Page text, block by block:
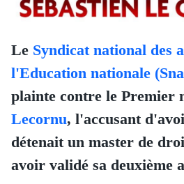
Le Syndicat national des
l'Education nationale
plainte contre le Premier
Lecornu, l'accusant
détenait un master de
avoir validé sa deuxième